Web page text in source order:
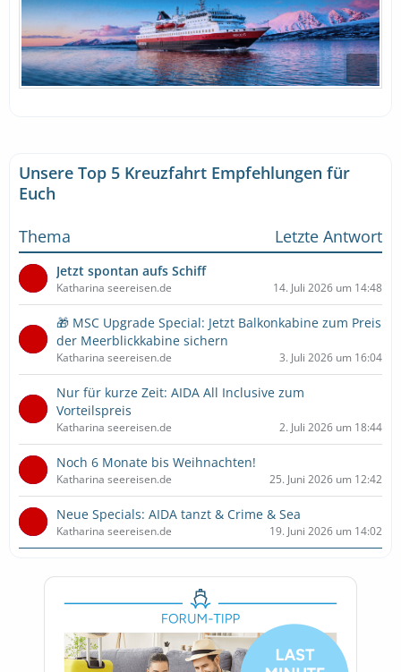
Unsere Top 5 Kreuzfahrt Empfehlungen für
Euch
Thema
Letzte Antwort
Jetzt spontan aufs Schiff
Katharina seereisen.de 14. Juli 2026 um 14:48
🎁 MSC Upgrade Special: Jetzt Balkonkabine zum Preis
der Meerblickkabine sichern
Katharina seereisen.de 3. Juli 2026 um 16:04
Nur für kurze Zeit: AIDA All Inclusive zum
Vorteilspreis
Katharina seereisen.de 2. Juli 2026 um 18:44
Noch 6 Monate bis Weihnachten!
Katharina seereisen.de 25. Juni 2026 um 12:42
Neue Specials: AIDA tanzt & Crime & Sea
Katharina seereisen.de 19. Juni 2026 um 14:02